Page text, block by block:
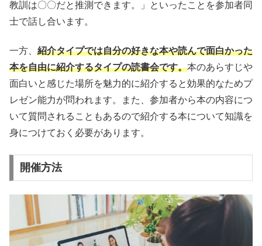
教訓は〇〇だと推測できます。」といったことを参加者同
士で話し合います。
一方、 紹介タイプでは自分の好きな本や読んで面白かった
本を自由に紹介するタイプの読書会です。本のあらすじや
面白いと感じた場所を魅力的に紹介すると効果的なためプ
レゼン能力が問われます。また、参加者から本の内容につ
いて質問されることもあるので紹介する本について知識を
身につけておく必要があります。
開催方法